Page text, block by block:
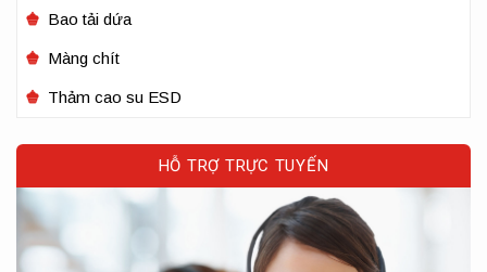
Bao tải dứa
Màng chít
Thảm cao su ESD
HỖ TRỢ TRỰC TUYẾN